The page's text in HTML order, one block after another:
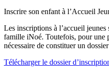
Inscrire son enfant à l’Accueil
Les inscriptions à l’accueil jeunes
famille iNoé. Toutefois, pour une
nécessaire de constituer un
Télécharger le dossier